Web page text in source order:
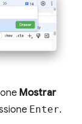
Mostrar
Enter.